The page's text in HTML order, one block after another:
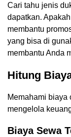
Cari tahu jenis
dapatkan.
membantu
yang bisa di
membantu Anda
Hitung
Memahami biaya
mengelola
Biaya Sewa